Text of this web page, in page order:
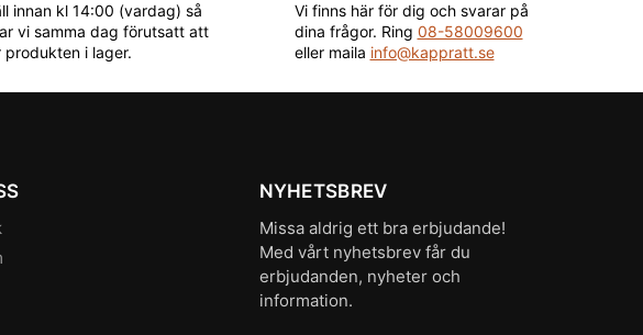
innan kl 14:00 (vardag) så
vi samma dag förutsatt att
produkten i lager.
Vi finns här för dig och svarar på
dina frågor. Ring 08-58009600
eller maila info@kappratt.se
NYHETSBREV
Missa aldrig ett bra erbjudande!
Med vårt nyhetsbrev får du
erbjudanden, nyheter och
information.